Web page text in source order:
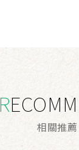
相關推薦